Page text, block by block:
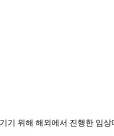
위해 해외에서 진행한 임